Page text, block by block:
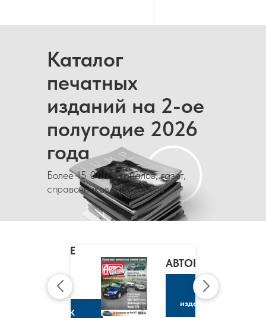
Каталог
печатных
изданий на 2-ое
полугодие 2026
года
Более 15 000 журналов, газет,
справочников и каталогов
CLAIRE
МАРИ
КЛЭР
К
АВТОРЕВЮ
К
изданию